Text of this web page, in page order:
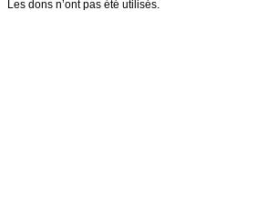
Les dons n’ont pas été utilisés.